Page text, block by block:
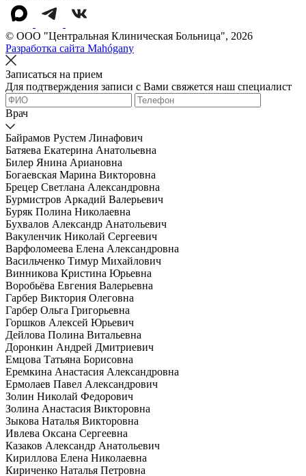
© OOO "Центральная Клиническая Больница", 2026
Разработка сайта Mahógany
Записаться на прием
Для подтверждения записи с Вами свяжется наш специалист
Врач
Байрамов Рустем Линафович
Батяева Екатерина Анатольевна
Билер Янина Ариановна
Богаевская Марина Викторовна
Брецер Светлана Александровна
Бурмистров Аркадий Валерьевич
Буряк Полина Николаевна
Бухвалов Александр Анатольевич
Вакуленчик Николай Сергеевич
Варфоломеева Елена Александровна
Васильченко Тимур Михайлович
Винникова Кристина Юрьевна
Воробьёва Евгения Валерьевна
Гарбер Виктория Олеговна
Гарбер Ольга Григорьевна
Горшков Алексей Юрьевич
Дейлова Полина Витальевна
Доронкин Андрей Дмитриевич
Емцова Татьяна Борисовна
Еремкина Анастасия Александровна
Ермолаев Павел Александрович
Золин Николай Федорович
Золина Анастасия Викторовна
Зыкова Наталья Викторовна
Ивлева Оксана Сергеевна
Казаков Александр Анатольевич
Кириллова Елена Николаевна
Кириченко Наталья Петровна